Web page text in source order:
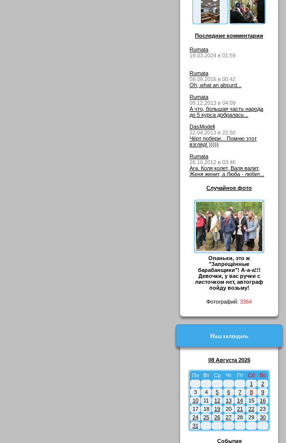
Последние комментарии
Rumata
19.03.2024 в 01:59
Rumata
09.09.2016 в 00:42
Oh, what an absurd...
Rumata
09.12.2013 в 04:09
А что, большая часть народа
до 5 курса добралась...
DasModell
22.04.2013 в 22:50
Чёрт побери... Помню этот
взгляд! )))))
Rumata
26.10.2012 в 03:46
Ага. Коля колет, Валя валит,
Женя женит, а Люба - любит...
Случайное фото
Опаньки, это ж
"Запрещённые
барабанщики"! А-а-а!!!
Девочки, у вас ручки с
листочком нет, автограф
пойду возьму!
Фотографий: 3364
Наш календарь
08 Августа 2026
Пн Вт Ср Чт Пт Сб
Вс
1
2
3
4 5 6 7 8
9
10
11 12 13 14 15
16
17
18 19 20 21 22
23
24
25 26 27 28 29
30
31
События